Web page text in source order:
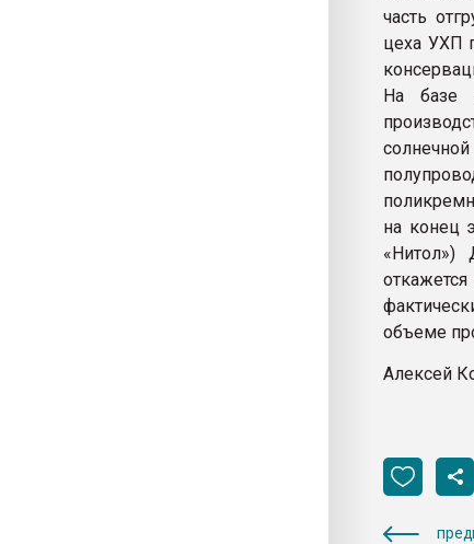
часть
цеха УХП
На базе
на конец
«Нитол»)
объеме
Алексей